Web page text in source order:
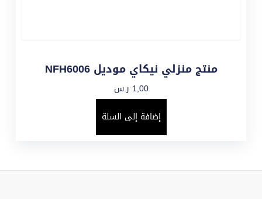
منتج منزلي نيكاي موديل NFH6006
1,00 ر.س
إضافة إلى السلة